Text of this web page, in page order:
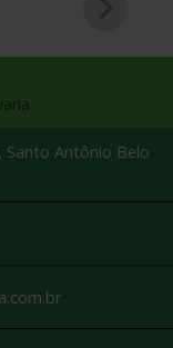
Santo Antônio Belo